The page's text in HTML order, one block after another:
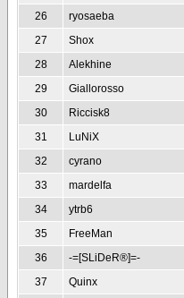
26
ryosaeba
27
Shox
28
Alekhine
29
Giallorosso
30
Riccisk8
31
LuNiX
32
cyrano
33
mardelfa
34
ytrb6
35
FreeMan
36
-=[SLiDeR®]=-
37
Quinx